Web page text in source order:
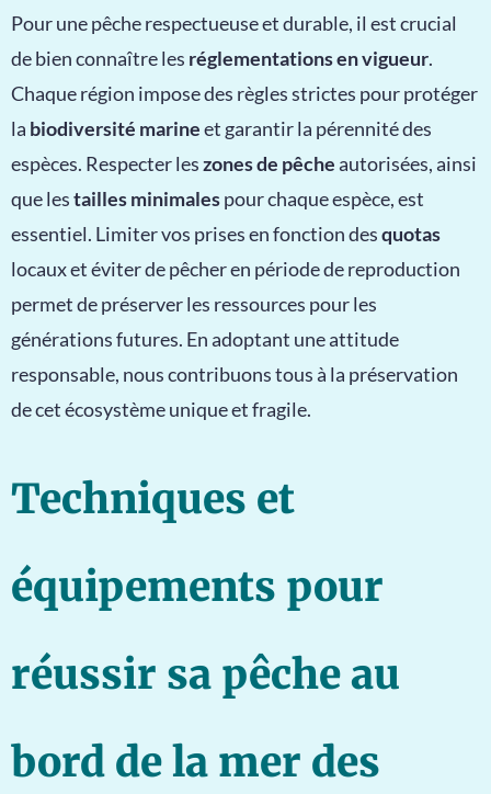
Pour une pêche respectueuse et durable, il est crucial
de bien connaître les réglementations en vigueur.
Chaque région impose des règles strictes pour protéger
la biodiversité marineet garantir la pérennité des
espèces. Respecter leszones de pêcheautorisées, ainsi
que lestailles minimalespour chaque espèce, est
essentiel. Limiter vos prises en fonction desquotas
locaux et éviter de pêcher en période de reproduction
permet de préserver les ressources pour les
générations futures. En adoptant une attitude
responsable, nous contribuons tous à la préservation
de cet écosystème unique et fragile.
Techniques et
équipements pour
réussir sa pêche au
bord de la mer des